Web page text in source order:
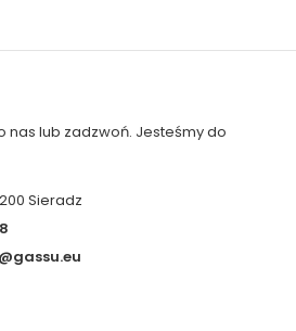
nas lub zadzwoń. Jesteśmy do
Sieradz